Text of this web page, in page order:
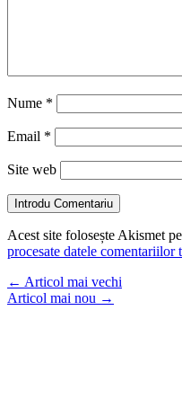
Nume *
Email *
Site web
Introdu Comentariu
Acest site folosește Akismet
procesate datele comentariilor
← Articol mai vechi
Articol mai nou →